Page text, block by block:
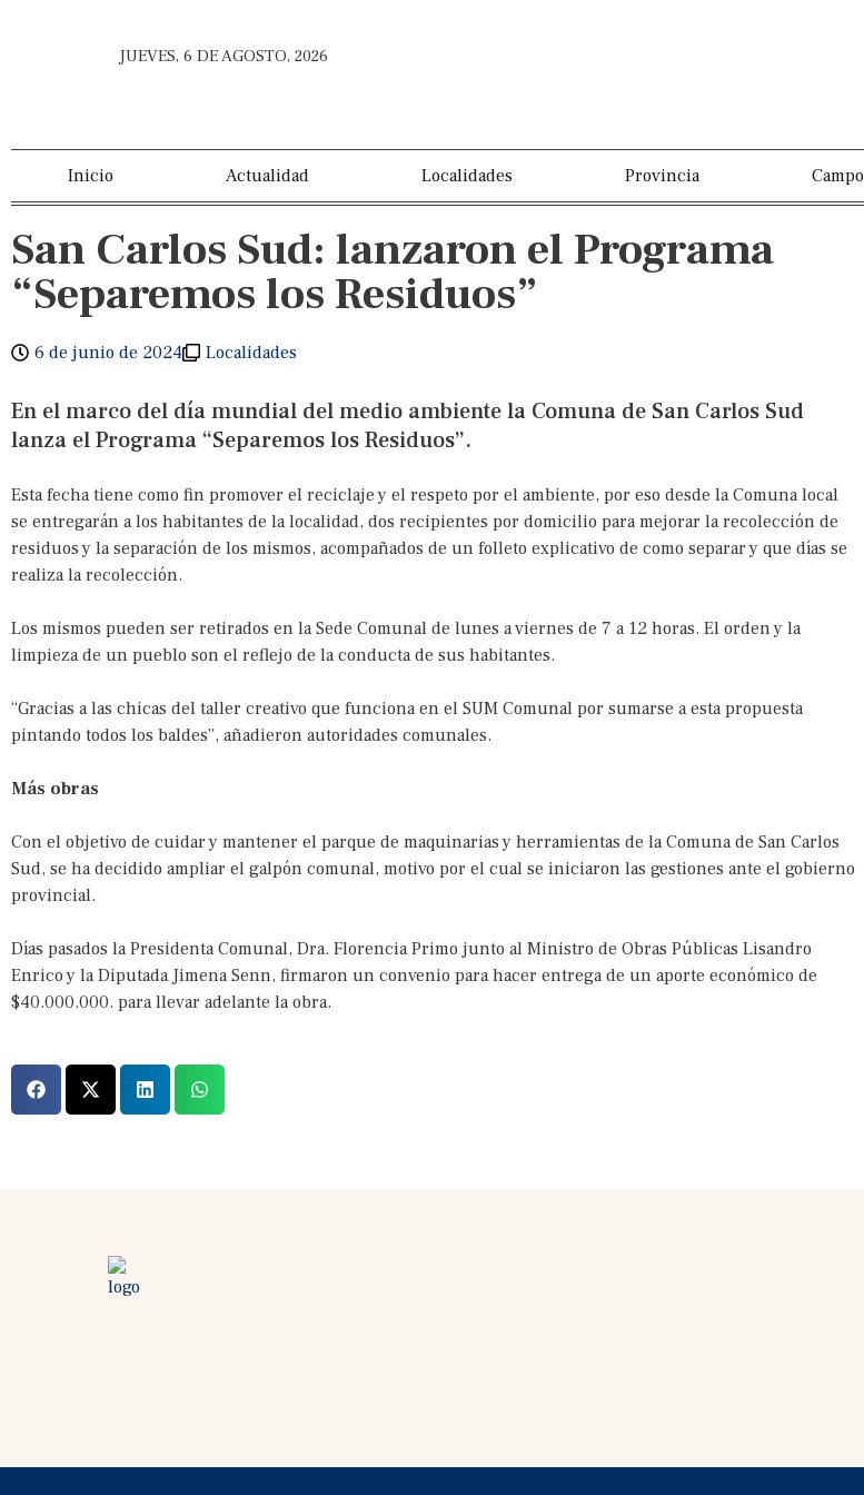
JUEVES, 6 DE AGOSTO, 2026
Inicio Actualidad Localidades Provincia Campo
San Carlos Sud: lanzaron el Programa
“Separemos los Residuos”
6 de junio de 2024 Localidades
En el marco del día mundial del medio ambiente la Comuna de San Carlos Sud
lanza el Programa “Separemos los Residuos”.
Esta fecha tiene como fin promover el reciclaje y el respeto por el ambiente, por eso desde la Comuna local
se entregarán a los habitantes de la localidad, dos recipientes por domicilio para mejorar la recolección de
residuos y la separación de los mismos, acompañados de un folleto explicativo de como separar y que días se
realiza la recolección.
Los mismos pueden ser retirados en la Sede Comunal de lunes a viernes de 7 a 12 horas. El orden y la
limpieza de un pueblo son el reflejo de la conducta de sus habitantes.
“Gracias a las chicas del taller creativo que funciona en el SUM Comunal por sumarse a esta propuesta
pintando todos los baldes”, añadieron autoridades comunales.
Más obras
Con el objetivo de cuidar y mantener el parque de maquinarias y herramientas de la Comuna de San Carlos
Sud, se ha decidido ampliar el galpón comunal, motivo por el cual se iniciaron las gestiones ante el gobierno
provincial.
Días pasados la Presidenta Comunal, Dra. Florencia Primo junto al Ministro de Obras Públicas Lisandro
Enrico y la Diputada Jimena Senn, firmaron un convenio para hacer entrega de un aporte económico de
$40.000.000. para llevar adelante la obra.